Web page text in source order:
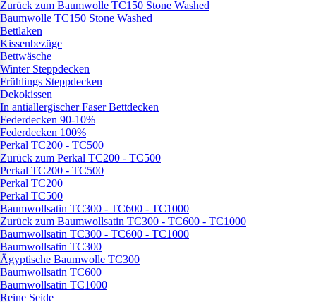
Zurück zum Baumwolle TC150 Stone Washed
Baumwolle TC150 Stone Washed
Bettlaken
Kissenbezüge
Bettwäsche
Winter Steppdecken
Frühlings Steppdecken
Dekokissen
In antiallergischer Faser Bettdecken
Federdecken 90-10%
Federdecken 100%
Perkal TC200 - TC500
Zurück zum Perkal TC200 - TC500
Perkal TC200 - TC500
Perkal TC200
Perkal TC500
Baumwollsatin TC300 - TC600 - TC1000
Zurück zum Baumwollsatin TC300 - TC600 - TC1000
Baumwollsatin TC300 - TC600 - TC1000
Baumwollsatin TC300
Ägyptische Baumwolle TC300
Baumwollsatin TC600
Baumwollsatin TC1000
Reine Seide